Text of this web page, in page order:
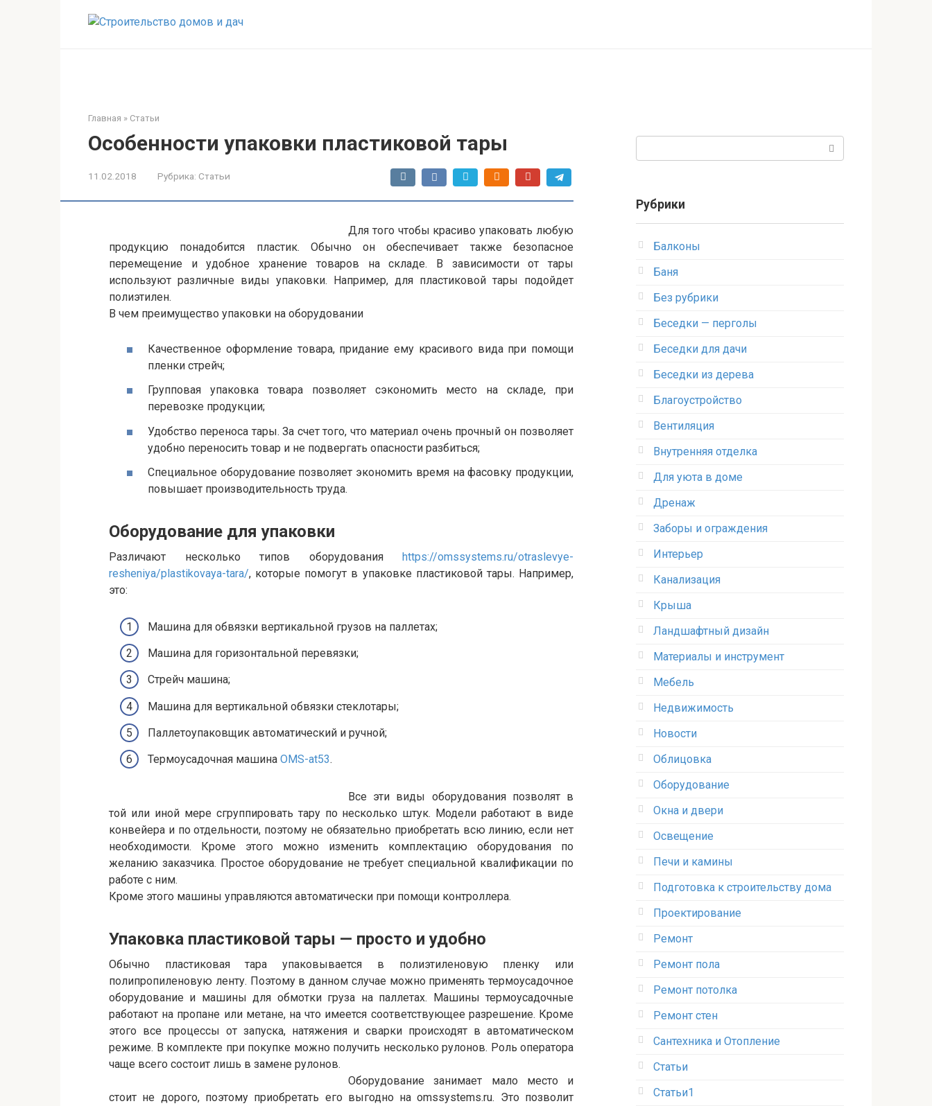
Главная » Статьи
Особенности упаковки пластиковой тары
11.02.2018 Рубрика: Статьи
Для того чтобы красиво упаковать любую
продукцию понадобится пластик. Обычно он обеспечивает также безопасное
перемещение и удобное хранение товаров на складе. В зависимости от тары
используют различные виды упаковки. Например, для пластиковой тары подойдет
полиэтилен.
В чем преимущество упаковки на оборудовании
Качественное оформление товара, придание ему красивого вида при помощи
пленки стрейч;
Групповая упаковка товара позволяет сэкономить место на складе, при
перевозке продукции;
Удобство переноса тары. За счет того, что материал очень прочный он позволяет
удобно переносить товар и не подвергать опасности разбиться;
Специальное оборудование позволяет экономить время на фасовку продукции,
повышает производительность труда.
Оборудование для упаковки
Различают несколько типов оборудования https://omssystems.ru/otraslevye-
resheniya/plastikovaya-tara/, которые помогут в упаковке пластиковой тары. Например,
это:
Машина для обвязки вертикальной грузов на паллетах;
Машина для горизонтальной перевязки;
Стрейч машина;
Машина для вертикальной обвязки стеклотары;
Паллетоупаковщик автоматический и ручной;
Термоусадочная машина OMS-at53.
Все эти виды оборудования позволят в
той или иной мере сгруппировать тару по несколько штук. Модели работают в виде
конвейера и по отдельности, поэтому не обязательно приобретать всю линию, если нет
необходимости. Кроме этого можно изменить комплектацию оборудования по
желанию заказчика. Простое оборудование не требует специальной квалификации по
работе с ним.
Кроме этого машины управляются автоматически при помощи контроллера.
Упаковка пластиковой тары — просто и удобно
Обычно пластиковая тара упаковывается в полиэтиленовую пленку или
полипропиленовую ленту. Поэтому в данном случае можно применять термоусадочное
оборудование и машины для обмотки груза на паллетах. Машины термоусадочные
работают на пропане или метане, на что имеется соответствующее разрешение. Кроме
этого все процессы от запуска, натяжения и сварки происходят в автоматическом
режиме. В комплекте при покупке можно получить несколько рулонов. Роль оператора
чаще всего состоит лишь в замене рулонов.
Оборудование занимает мало место и
стоит не дорого, поэтому приобретать его выгодно на omssystems.ru. Это позволит
Рубрики
Балконы
Баня
Без рубрики
Беседки — перголы
Беседки для дачи
Беседки из дерева
Благоустройство
Вентиляция
Внутренняя отделка
Для уюта в доме
Дренаж
Заборы и ограждения
Интерьер
Канализация
Крыша
Ландшафтный дизайн
Материалы и инструмент
Мебель
Недвижимость
Новости
Облицовка
Оборудование
Окна и двери
Освещение
Печи и камины
Подготовка к строительству дома
Проектирование
Ремонт
Ремонт пола
Ремонт потолка
Ремонт стен
Сантехника и Отопление
Статьи
Статьи1